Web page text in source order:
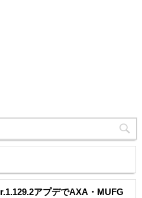
アプデでAXA・MUFG